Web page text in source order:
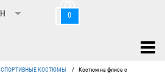
0
СПОРТИВНЫЕ КОСТЮМЫ /
Костюм на флисе с